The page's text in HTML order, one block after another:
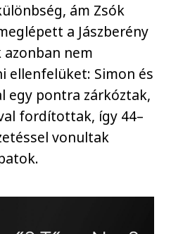
ám Zsók
a Jászberény
azonban nem
ellenfelüket: Simon és
egy pontra zárkóztak,
fordítottak, így 44–
vonultak